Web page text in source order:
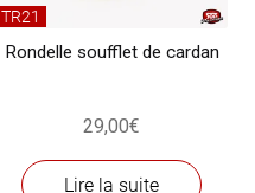
TR21
Rondelle soufflet de cardan
29,00€
Lire la suite